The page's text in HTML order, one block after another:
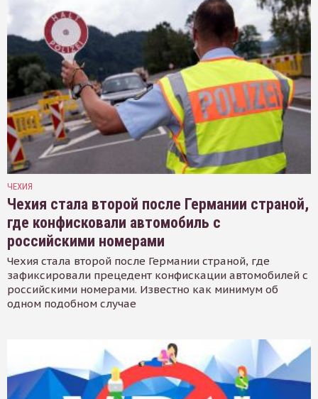
ЧЕХИЯ
Чехия стала второй после Германии страной,
где конфисковали автомобиль с
российскими номерами
Чехия стала второй после Германии страной, где
зафиксировали прецедент конфискации автомобилей с
российскими номерами. Известно как минимум об
одном подобном случае